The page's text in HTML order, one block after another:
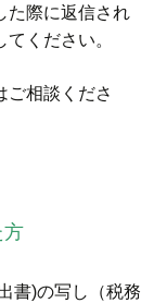
た際に返信され
ください。
相談くださ
方
書)の写し（税務